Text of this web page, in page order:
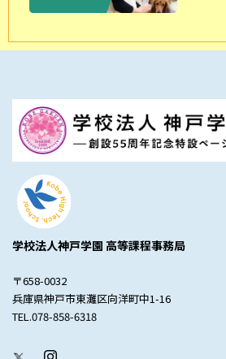
学校法人神戸学園 高等課程事務局
〒658-0032
兵庫県神戸市東灘区向洋町中1-16
TEL.078-858-6318